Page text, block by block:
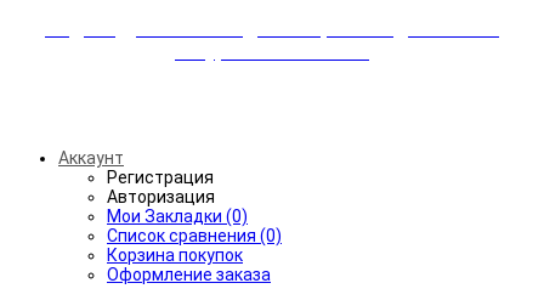
Аккаунт
Регистрация
Авторизация
Мои Закладки (0)
Список сравнения (0)
Корзина покупок
Оформление заказа